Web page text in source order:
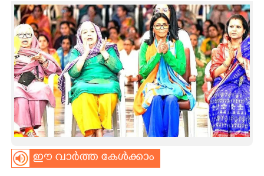
SPIRITUAL
INFO+
ART
ASTRO
CARTOONS
ഈ വാർത്ത കേൾക്കാം